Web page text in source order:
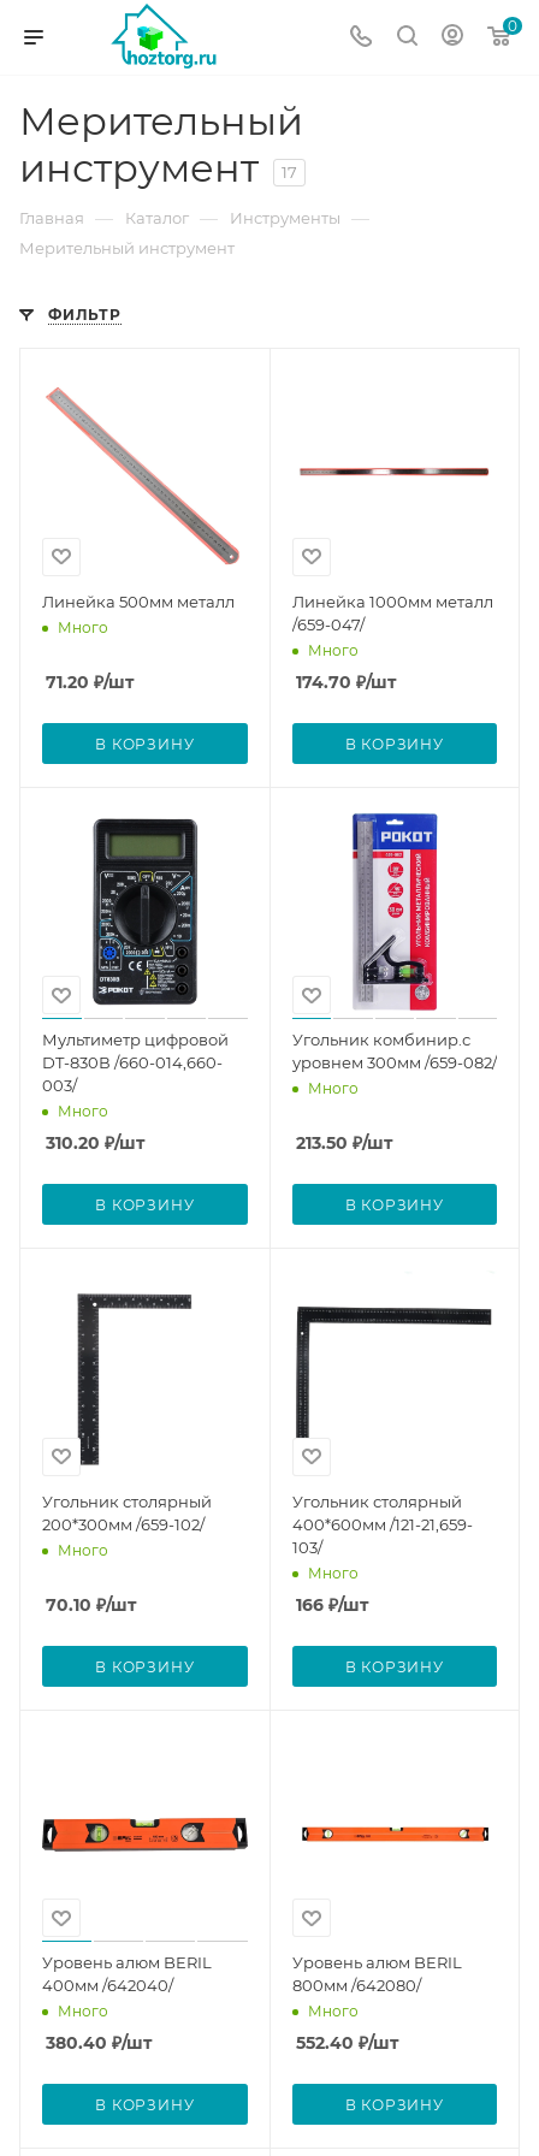
0
Мерительный
инструмент
17
Главная — Каталог — Инструменты —
Мерительный инструмент
ФИЛЬТР
Линейка 500мм металл
Много
71.20 ₽/шт
В КОРЗИНУ
Линейка 1000мм металл
/659-047/
Много
174.70 ₽/шт
В КОРЗИНУ
Мультиметр цифровой
DT-830В /660-014,660-
003/
Много
310.20 ₽/шт
В КОРЗИНУ
Угольник комбинир.с
уровнем 300мм /659-082/
Много
213.50 ₽/шт
В КОРЗИНУ
Угольник столярный
200*300мм /659-102/
Много
70.10 ₽/шт
В КОРЗИНУ
Угольник столярный
400*600мм /121-21,659-
103/
Много
166₽/шт
В КОРЗИНУ
Уровень алюм BERIL
400мм /642040/
Много
380.40 ₽/шт
В КОРЗИНУ
Уровень алюм BERIL
800мм /642080/
Много
552.40 ₽/шт
В КОРЗИНУ